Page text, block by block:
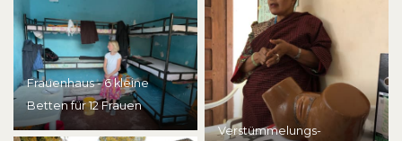
Frauenhaus - 6 kleine
Betten für 12 Frauen
Verstümmelungs-